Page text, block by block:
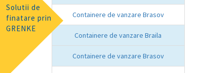
Containere de vanzare Brasov
Containere de vanzare Braila
Containere de vanzare Brasov
Solutii de
finatare prin
GRENKE